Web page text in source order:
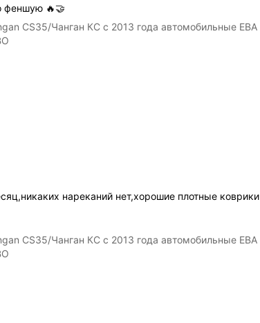
феншую 🔥🤝
CS35/Чанган КС с 2013 года автомобильные ЕВА
нареканий нет,хорошие плотные коврики
CS35/Чанган КС с 2013 года автомобильные ЕВА